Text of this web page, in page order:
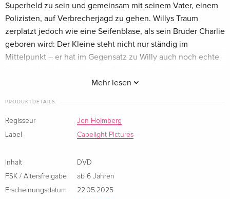
Mehr lesen
Superheld zu sein und gemeinsam mit seinem Vater, einem
Polizisten, auf Verbrecherjagd zu gehen. Willys Traum
zerplatzt jedoch wie eine Seifenblase, als sein Bruder Charlie
geboren wird: Der Kleine steht nicht nur ständig im
Mittelpunkt – er hat im Gegensatz zu Willy auch noch echte
bedrohen, müssen die Brüder wohl oder übel
schaffen, die ganze Stadt zu retten?
PRODUKTDETAILS
Regisseur
Jon Holmberg
Label
Capelight Pictures
Inhalt
DVD
FSK / Altersfreigabe
ab 6 Jahren
Erscheinungsdatum
22.05.2025